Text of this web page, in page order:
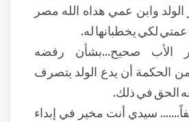
وابن عمي هداه الله مصر
لكي يخطبانها له.
الأب صحيح...بشأن رفضه
الحكمة أن يدع الولد يتصرف
الحق في ذلك.
سيدي أنت مخير في إبداء